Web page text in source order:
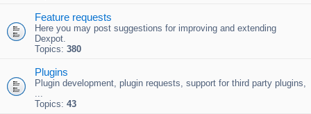
Feature requests
Here you may post suggestions for improving and extending
Dexpot.
Topics: 380
Plugins
Plugin development, plugin requests, support for third party plugins,
...
Topics: 43